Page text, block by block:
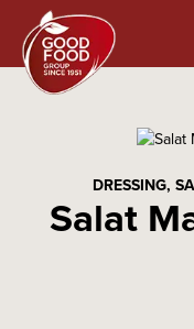
DRESSING,
Salat